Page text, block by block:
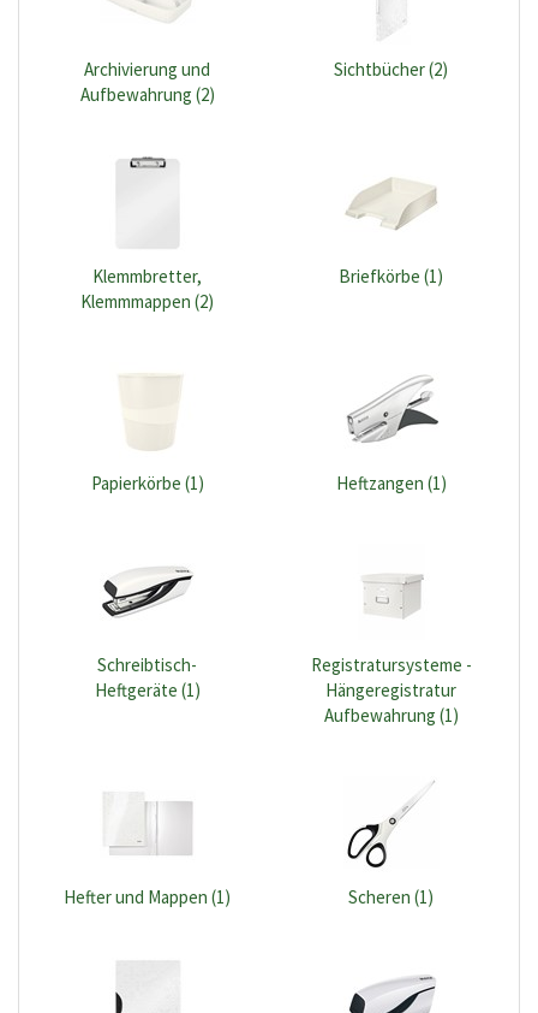
Archivierung und
Aufbewahrung (2)
Sichtbücher (2)
Klemmbretter,
Klemmmappen (2)
Briefkörbe (1)
Papierkörbe (1) Heftzangen (1)
Schreibtisch-
Heftgeräte (1)
Registratursysteme -
Hängeregistratur
Aufbewahrung (1)
Hefter und Mappen (1) Scheren (1)